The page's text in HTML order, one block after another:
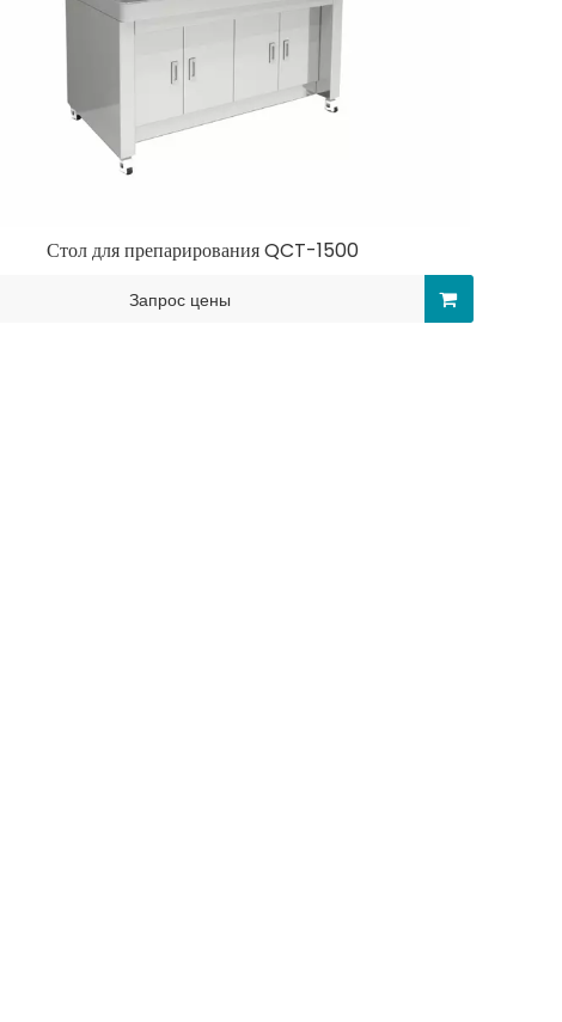
Стол для препарирования QCT-1500
Запрос цены